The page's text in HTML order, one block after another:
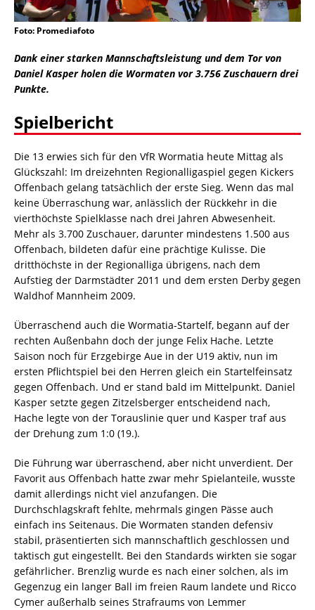
Foto: Promediafoto
Dank einer starken Mannschaftsleistung und dem Tor von
Daniel Kasper holen die Wormaten vor 3.756 Zuschauern drei
Punkte.
Spielbericht
Die 13 erwies sich für den VfR Wormatia heute Mittag als
Glückszahl: Im dreizehnten Regionalligaspiel gegen Kickers
Offenbach gelang tatsächlich der erste Sieg. Wenn das mal
keine Überraschung war, anlässlich der Rückkehr in die
vierthöchste Spielklasse nach drei Jahren Abwesenheit.
Mehr als 3.700 Zuschauer, darunter mindestens 1.500 aus
Offenbach, bildeten dafür eine prächtige Kulisse. Die
dritthöchste in der Regionalliga übrigens, nach dem
Aufstieg der Darmstädter 2011 und dem ersten Derby gegen
Waldhof Mannheim 2009.
Überraschend auch die Wormatia-Startelf, begann auf der
rechten Außenbahn doch der junge Felix Hache. Letzte
Saison noch für Erzgebirge Aue in der U19 aktiv, nun im
ersten Pflichtspiel bei den Herren gleich ein Startelfeinsatz
gegen Offenbach. Und er stand bald im Mittelpunkt. Daniel
Kasper setzte gegen Zitzelsberger entscheidend nach,
Hache legte von der Torauslinie quer und Kasper traf aus
der Drehung zum 1:0 (19.).
Die Führung war überraschend, aber nicht unverdient. Der
Favorit aus Offenbach hatte zwar mehr Spielanteile, wusste
damit allerdings nicht viel anzufangen. Die
Durchschlagskraft fehlte, mehrmals gingen Pässe auch
einfach ins Seitenaus. Die Wormaten standen defensiv
stabil, präsentierten sich mannschaftlich geschlossen und
taktisch gut eingestellt. Bei den Standards wirkten sie sogar
gefährlicher. Brenzlig wurde es nach einer solchen, als im
Gegenzug ein langer Ball im freien Raum landete und Ricco
Cymer außerhalb seines Strafraums von Lemmer